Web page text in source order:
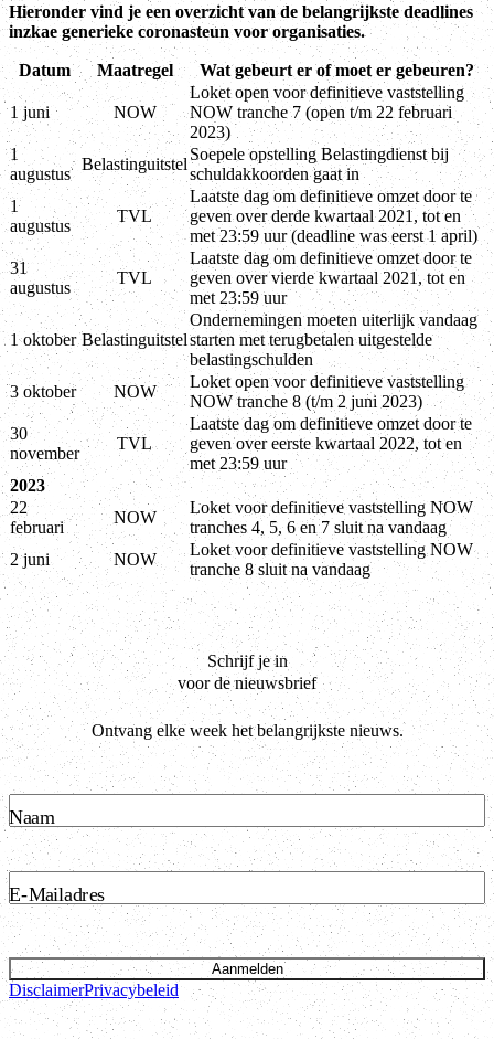
Hieronder vind je een overzicht van de belangrijkste deadlines
inzkae generieke coronasteun voor organisaties.
Datum Maatregel Wat gebeurt er of moet er gebeuren?
1 juni NOW
Loket open voor definitieve vaststelling
NOW tranche 7 (open t/m 22 februari
2023)
1
augustus
Belastinguitstel
Soepele opstelling Belastingdienst bij
schuldakkoorden gaat in
1
augustus
TVL
Laatste dag om definitieve omzet door te
geven over derde kwartaal 2021, tot en
met 23:59 uur (deadline was eerst 1 april)
31
augustus
TVL
Laatste dag om definitieve omzet door te
geven over vierde kwartaal 2021, tot en
met 23:59 uur
1 oktober Belastinguitstel
Ondernemingen moeten uiterlijk vandaag
starten met terugbetalen uitgestelde
belastingschulden
3 oktober
NOW
Loket open voor definitieve vaststelling
NOW tranche 8 (t/m 2 juni 2023)
30
november
TVL
Laatste dag om definitieve omzet door te
geven over eerste kwartaal 2022, tot en
met 23:59 uur
2023
22
februari
NOW
Loket voor definitieve vaststelling NOW
tranches 4, 5, 6 en 7 sluit na vandaag
2 juni
NOW
Loket voor definitieve vaststelling NOW
tranche 8 sluit na vandaag
Schrijf je in
voor de nieuwsbrief
Ontvang elke week het belangrijkste nieuws.
Naam
E-Mailadres
Aanmelden
DisclaimerPrivacybeleid